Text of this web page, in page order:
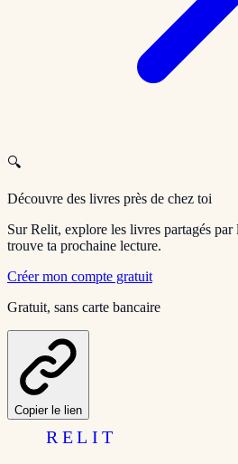
🔍
Découvre des livres près de chez toi
Sur Relit, explore les livres partagés par
trouve ta prochaine lecture.
Créer mon compte gratuit
Gratuit, sans carte bancaire
Copier le lien
RELIT